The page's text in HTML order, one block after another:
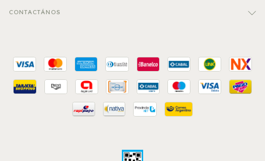
CONTACTÁNOS